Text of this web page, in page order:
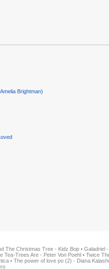
Brightman)
The Christmas Tree - Kidz Bop • Galadriel
Tea-Trees Are - Peter Von Poehl • Twice
• The power of love po (2) - Diana